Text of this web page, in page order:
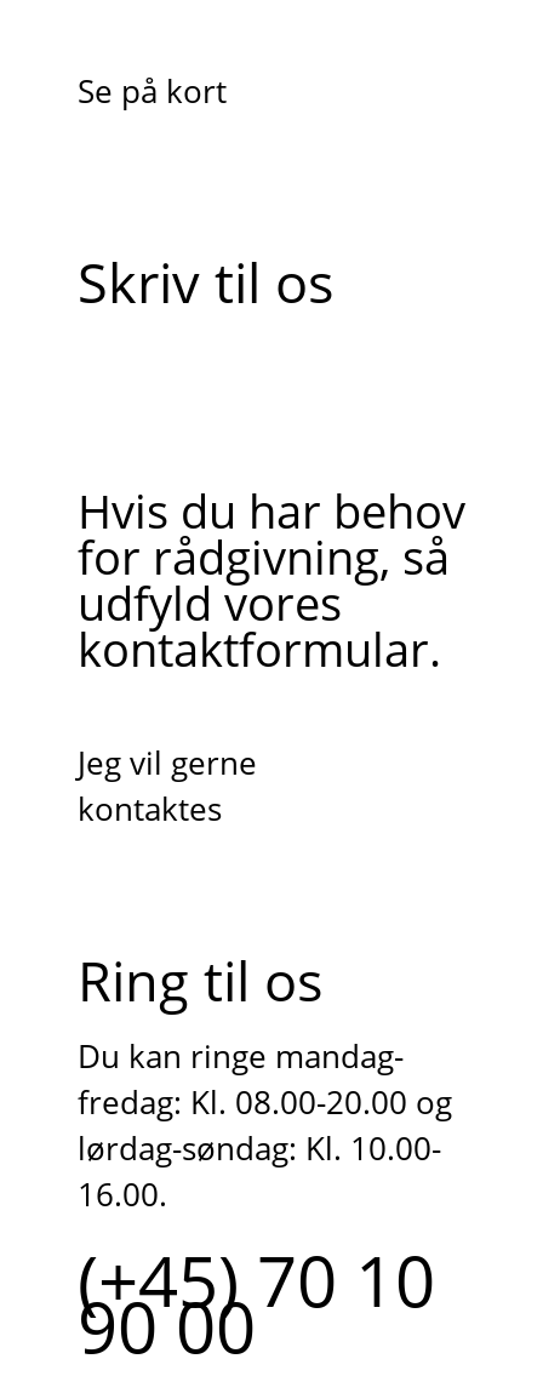
Se på kort
Skriv til os
Hvis du har behov
for rådgivning, så
udfyld vores
kontaktformular.
Jeg vil gerne
kontaktes
Ring til os
Du kan ringe mandag-
fredag: Kl. 08.00-20.00 og
lørdag-søndag: Kl. 10.00-
16.00.
(+45) 70 10
90 00